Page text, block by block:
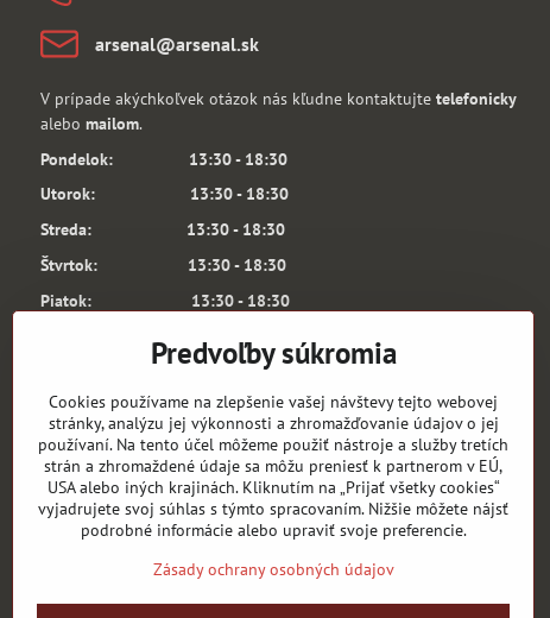
arsenal​@arsenal​.sk
V prípade akýchkoľvek otázok nás kľudne kontaktujte telefonicky
alebo mailom.
Pondelok: 13:30 - 18:30
Utorok: 13:30 - 18:30
Streda: 13:30 - 18:30
Štvrtok: 13:30 - 18:30
Piatok: 13:30 - 18:30
6.3. a 7.3.2026 je predajňa ARSENAL SHOP
Z TECHNICKÝCH PRÍČIN ZATVORENÁ.
Testujeme produkty na budúcu sezónu.
Za prípadné komplikácie sa ospravedlňujeme!
V pondelok vás radi privítame.
Keď tak volajte 0918 368 061.
Zodpovedný vedúci: Martin Remiaš
Predvoľby súkromia
Cookies používame na zlepšenie vašej návštevy tejto webovej
stránky, analýzu jej výkonnosti a zhromažďovanie údajov o jej
používaní. Na tento účel môžeme použiť nástroje a služby tretích
strán a zhromaždené údaje sa môžu preniesť k partnerom v EÚ,
USA alebo iných krajinách. Kliknutím na „Prijať všetky cookies“
vyjadrujete svoj súhlas s týmto spracovaním. Nižšie môžete nájsť
podrobné informácie alebo upraviť svoje preferencie.
Zásady ochrany osobných údajov